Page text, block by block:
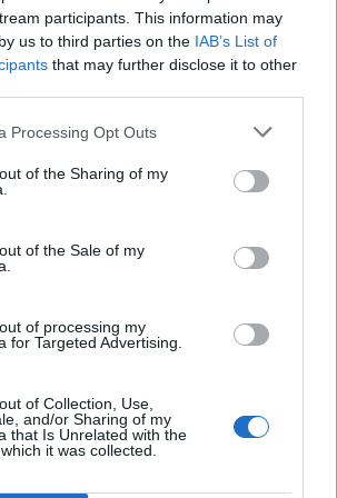
participants. This information may
us to third parties on the IAB’s List of
that may further disclose it to other
Processing Opt Outs
of the Sharing of my
of the Sale of my
of processing my
for Targeted Advertising.
of Collection, Use,
and/or Sharing of my
that Is Unrelated with the
it was collected.
Tilipäivä! Roope Hintz solmi
Dallasiin – arvo lähes 70
julkisti ketjut Sveitsi-peliin –
Barkov tekee paluun
sekosi Suomen 2.
– sai samasta tilanteesta